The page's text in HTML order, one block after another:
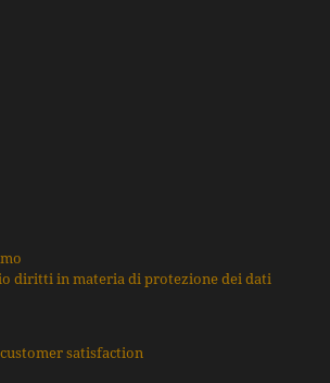
diritti in materia di protezione dei dati
satisfaction